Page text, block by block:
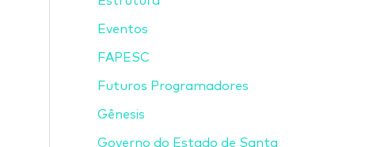
Eventos
FAPESC
Futuros Programadores
Gênesis
Governo do Estado de Santa